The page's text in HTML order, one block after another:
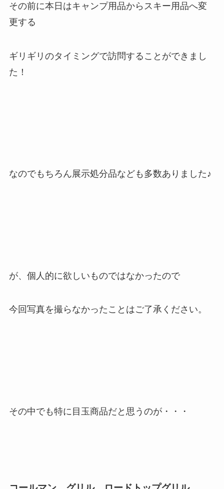
その前に本日はキャンプ用品からスキー用品へ変
更する
ギリギリのタイミングで訪問することができまし
た！
なのでもちろん展示処分品なども多数ありました♪
が、個人的に欲しいものではなかったので
今回写真を撮らなかったことはご了承ください。
その中でも特に目玉商品だと思うのが・・・